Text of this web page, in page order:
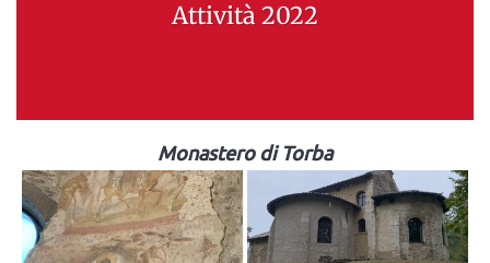
Attività 2022
Monastero di Torba